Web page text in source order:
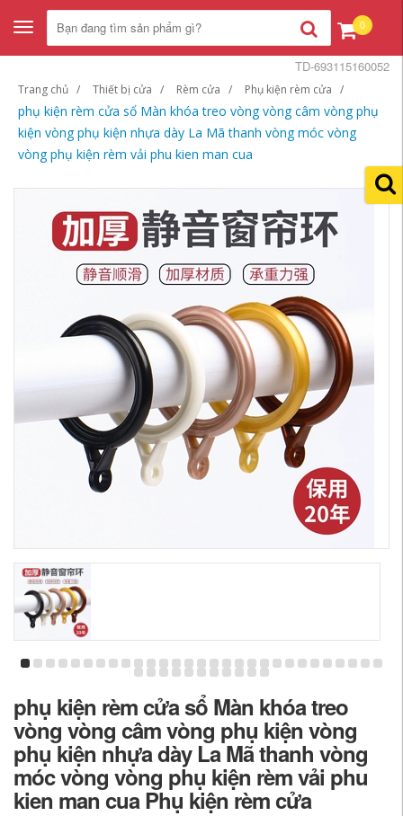
Toggle
navigation
0
Trang chủ Thiết bị cửa Rèm cửa Phụ kiện rèm cửa
phụ kiện rèm cửa sổ Màn khóa treo vòng vòng câm vòng phụ
kiện vòng phụ kiện nhựa dày La Mã thanh vòng móc vòng
vòng phụ kiện rèm vải phu kien man cua
TD-693115160052
phụ kiện rèm cửa sổ Màn khóa treo
vòng vòng câm vòng phụ kiện vòng
phụ kiện nhựa dày La Mã thanh vòng
móc vòng vòng phụ kiện rèm vải phu
kien man cua Phụ kiện rèm cửa